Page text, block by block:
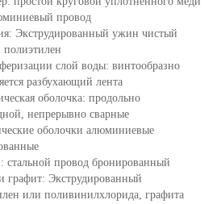
провод
Экструдированный ужин чистый
слой воды: винтообразно
разбухающий лента
оболочка: продольно
непрерывно сварные
оболочки алюминиевые
стальной провод бронированный
графит: Экструдированный
или поливинилхлорида, графита